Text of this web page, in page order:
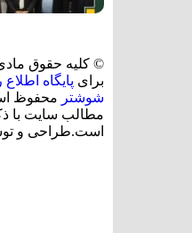
© کلیه حقوق
برای پایگاه
شوشتر محفوظ
مطالب سایت با
است.طراحی و